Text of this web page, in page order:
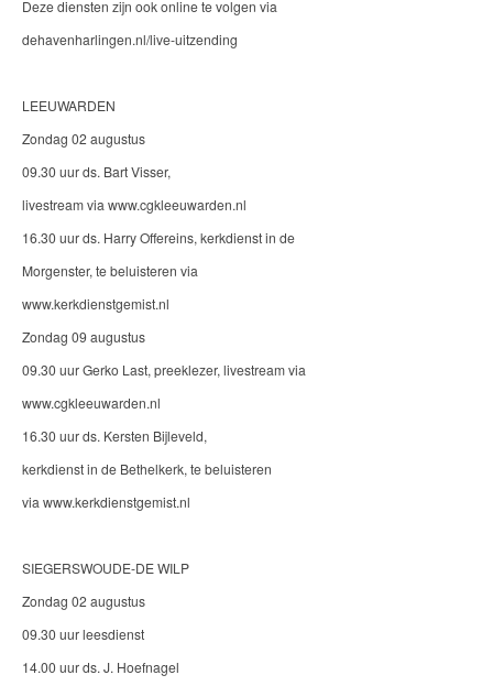
Deze diensten zijn ook online te volgen via
dehavenharlingen.nl/live-uitzending
LEEUWARDEN
Zondag 02 augustus
09.30 uur ds. Bart Visser,
livestream via www.cgkleeuwarden.nl
16.30 uur ds. Harry Offereins, kerkdienst in de
Morgenster, te beluisteren via
www.kerkdienstgemist.nl
Zondag 09 augustus
09.30 uur Gerko Last, preeklezer, livestream via
www.cgkleeuwarden.nl
16.30 uur ds. Kersten Bijleveld,
kerkdienst in de Bethelkerk, te beluisteren
via www.kerkdienstgemist.nl
SIEGERSWOUDE-DE WILP
Zondag 02 augustus
09.30 uur leesdienst
14.00 uur ds. J. Hoefnagel